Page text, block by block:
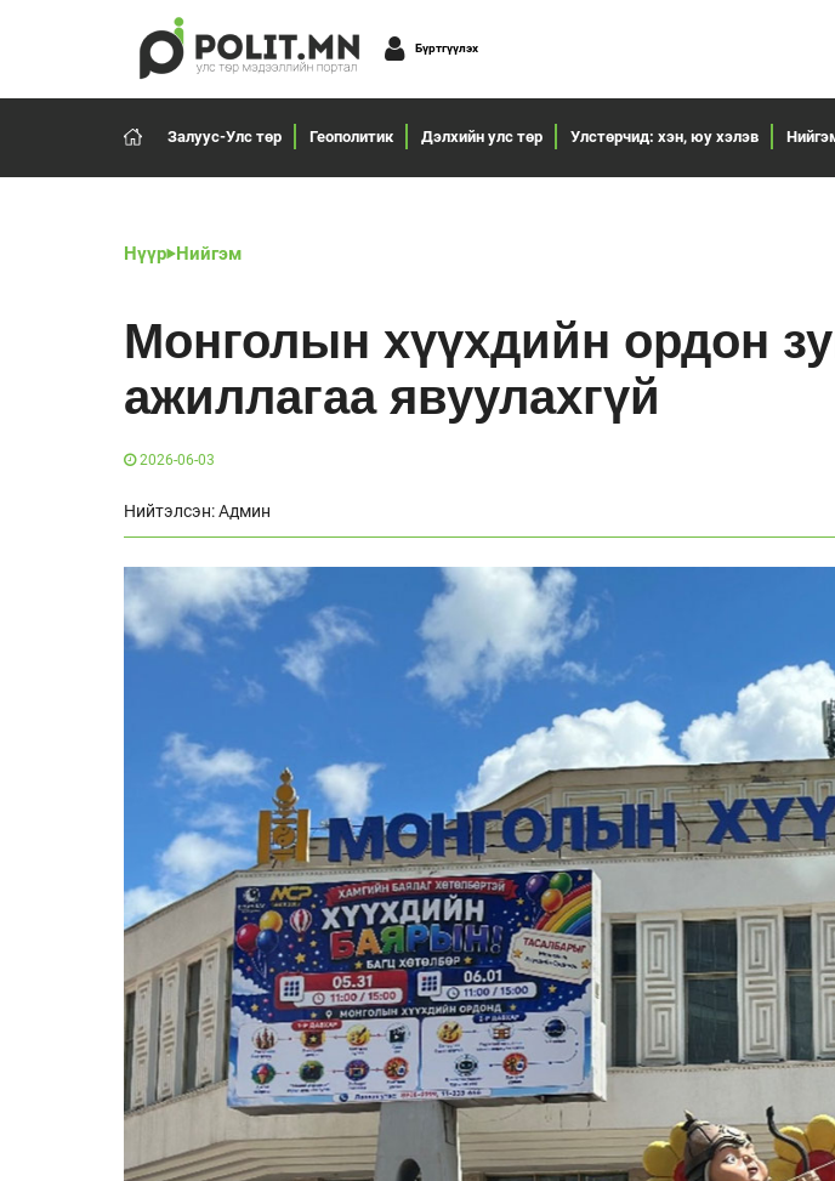
Бүртгүүлэх
Залуус-Улс төр Геополитик Дэлхийн улс төр Улстөрчид: хэн, юу хэлэв
Нүүр Нийгэм
Монголын хүүхдийн ордон
ажиллагаа явуулахгүй
2026-06-03
Нийтэлсэн: Админ